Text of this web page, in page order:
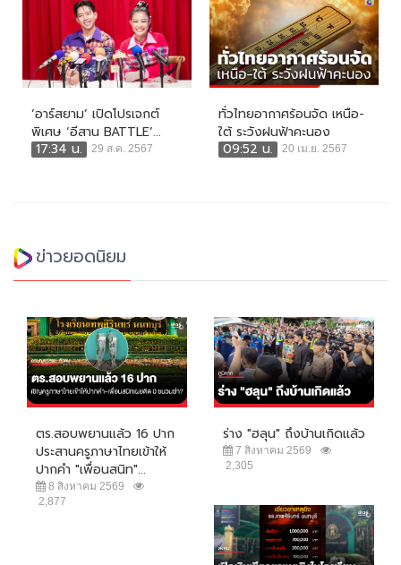
‘อาร์สยาม’ เปิดโปรเจกต์
พิเศษ ‘อีสาน BATTLE’...
17:34 น.
29 ส.ค. 2567
ทั่วไทยอากาศร้อนจัด เหนือ-
ใต้ ระวังฝนฟ้าคะนอง
09:52 น.
20 เม.ย. 2567
ข่าวยอดนิยม
ตร.สอบพยานแล้ว 16 ปาก
ประสานครูภาษาไทยเข้าให้
ปากคำ "เพื่อนสนิท"...
8 สิงหาคม 2569
2,877
ร่าง "ฮลุน" ถึงบ้านเกิดแล้ว
7 สิงหาคม 2569
2,305